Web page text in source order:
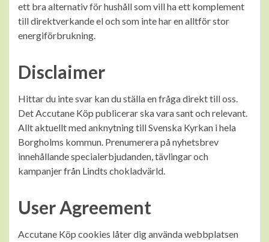
ett bra alternativ för hushåll som vill ha ett komplement
till direktverkande el och som inte har en alltför stor
energiförbrukning.
Disclaimer
Hittar du inte svar kan du ställa en fråga direkt till oss.
Det Accutane Köp publicerar ska vara sant och relevant.
Allt aktuellt med anknytning till Svenska Kyrkan i hela
Borgholms kommun. Prenumerera på nyhetsbrev
innehållande specialerbjudanden, tävlingar och
kampanjer från Lindts chokladvärld.
User Agreement
Accutane Köp cookies låter dig använda webbplatsen